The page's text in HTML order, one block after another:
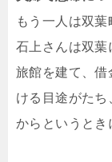
もう一人は双葉
石上さんは双葉
旅館を建て、借
ける目途がた
からというとき